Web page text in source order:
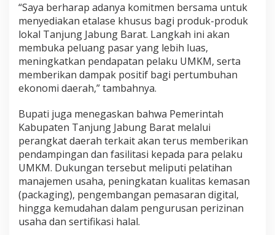
“Saya berharap adanya komitmen bersama untuk
menyediakan etalase khusus bagi produk-produk
lokal Tanjung Jabung Barat. Langkah ini akan
membuka peluang pasar yang lebih luas,
meningkatkan pendapatan pelaku UMKM, serta
memberikan dampak positif bagi pertumbuhan
ekonomi daerah,” tambahnya.
Bupati juga menegaskan bahwa Pemerintah
Kabupaten Tanjung Jabung Barat melalui
perangkat daerah terkait akan terus memberikan
pendampingan dan fasilitasi kepada para pelaku
UMKM. Dukungan tersebut meliputi pelatihan
manajemen usaha, peningkatan kualitas kemasan
(packaging), pengembangan pemasaran digital,
hingga kemudahan dalam pengurusan perizinan
usaha dan sertifikasi halal.